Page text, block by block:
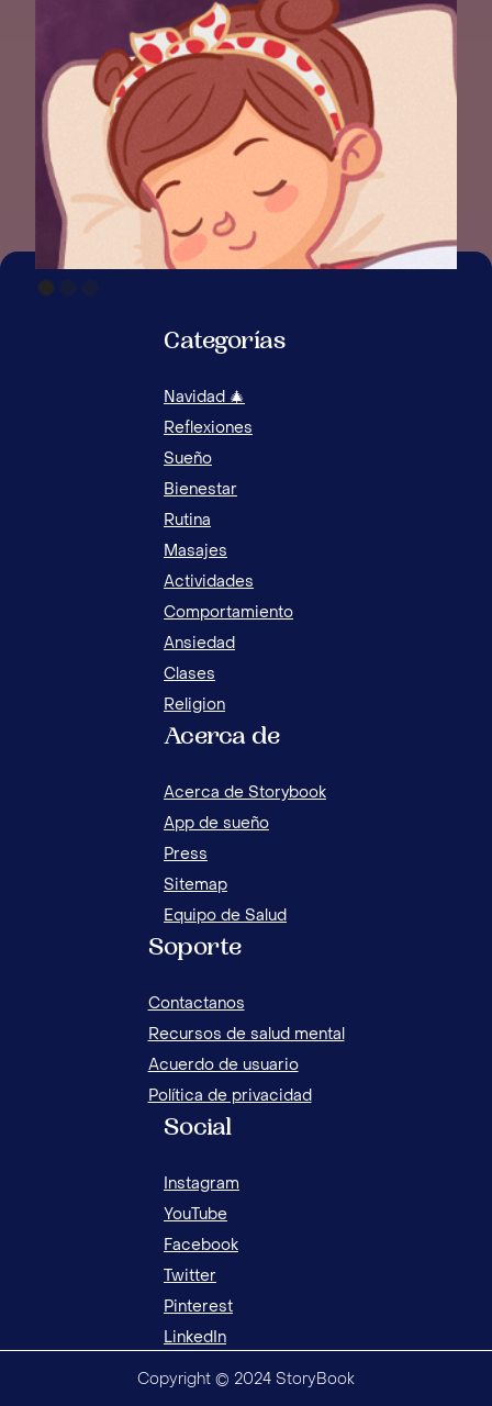
12 JUEGOS Y ACTIVIDADES PARA TRABAJAR
LA EMPATIA EN NIÑOS
Categorías
Navidad 🎄
Reflexiones
Sueño
Bienestar
Rutina
Masajes
Actividades
Comportamiento
Ansiedad
Clases
Religion
Acerca de
Acerca de Storybook
App de sueño
Press
Sitemap
Equipo de Salud
Soporte
Contactanos
Recursos de salud mental
Acuerdo de usuario
Política de privacidad
Social
Instagram
YouTube
Facebook
Twitter
Pinterest
LinkedIn
Copyright © 2024 StoryBook